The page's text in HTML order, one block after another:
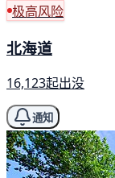
极高风险
北海道
16,123起出没
通知